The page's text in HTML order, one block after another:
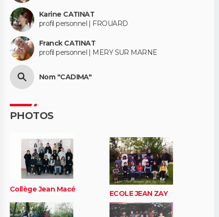
Karine CATINAT
profil personnel | FROUARD
Franck CATINAT
profil personnel | MERY SUR MARNE
Nom "CADIMA"
PHOTOS
Collège Jean Macé ECOLE JEAN ZAY